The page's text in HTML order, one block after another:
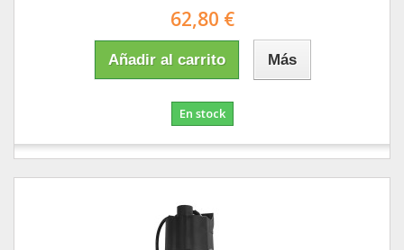
62,80 €
Añadir al carrito Más
En stock